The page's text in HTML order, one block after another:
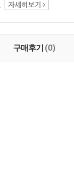
구매후기 (0)